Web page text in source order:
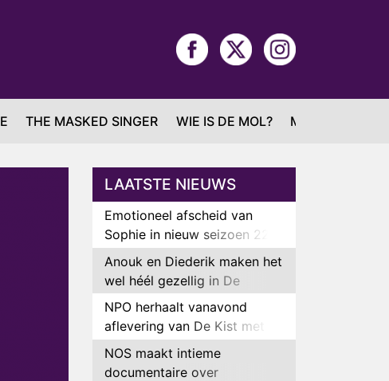
THE MASKED SINGER WIE IS DE MOL? MAFS
LAATSTE NIEUWS
Emotioneel afscheid van
Sophie in nieuw seizoen 22
Kids and Counting
Anouk en Diederik maken het
wel héél gezellig in De
Bondgenoten
NPO herhaalt vanavond
aflevering van De Kist met
Peter Faber
NOS maakt intieme
documentaire over